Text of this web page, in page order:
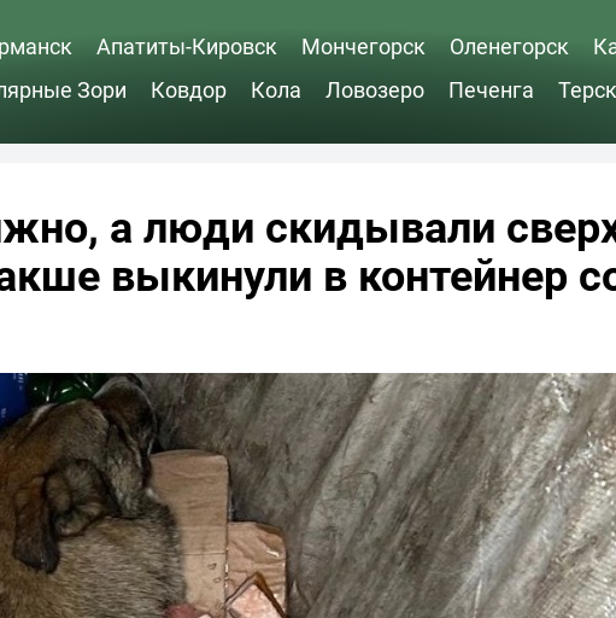
Апатиты-Кировск Мончегорск Оленегорск
Зори
Ковдор Кола Ловозеро Печенга
а люди скидывали
выкинули в контейнер